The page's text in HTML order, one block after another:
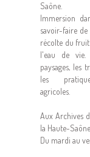
Saône.
Immersion
savoir-faire
récolte du
l'eau de vie.
paysages, les
les
agricoles.
Aux Archives
la Haute-Saône.
Du mardi au